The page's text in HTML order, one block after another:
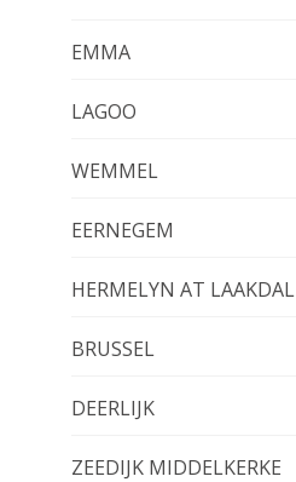
EMMA
LAGOO
WEMMEL
EERNEGEM
HERMELYN AT LAAKDAL
BRUSSEL
DEERLIJK
ZEEDIJK MIDDELKERKE